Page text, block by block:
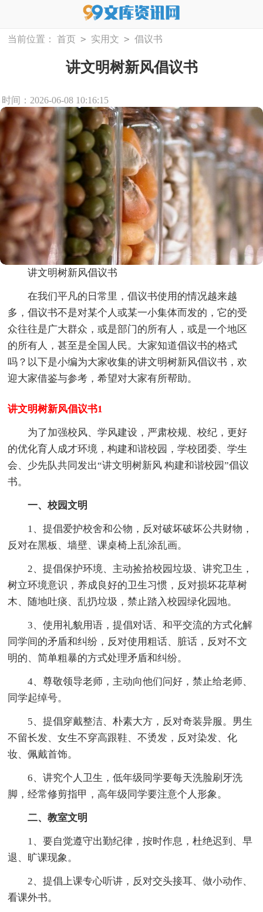
当前位置： 首页 > 实用文 > 倡议书
讲文明树新风倡议书
时间：2026-06-08 10:16:15
讲文明树新风倡议书
在我们平凡的日常里，倡议书使用的情况越来越
多，倡议书不是对某个人或某一小集体而发的，它的受
众往往是广大群众，或是部门的所有人，或是一个地区
的所有人，甚至是全国人民。大家知道倡议书的格式
吗？以下是小编为大家收集的讲文明树新风倡议书，欢
迎大家借鉴与参考，希望对大家有所帮助。
讲文明树新风倡议书1
为了加强校风、学风建设，严肃校规、校纪，更好
的优化育人成才环境，构建和谐校园，学校团委、学生
会、少先队共同发出“讲文明树新风 构建和谐校园”倡议
书。
一、校园文明
1、提倡爱护校舍和公物，反对破坏破坏公共财物，
反对在黑板、墙壁、课桌椅上乱涂乱画。
2、提倡保护环境、主动捡拾校园垃圾、讲究卫生，
树立环境意识，养成良好的卫生习惯，反对损坏花草树
木、随地吐痰、乱扔垃圾，禁止踏入校园绿化园地。
3、使用礼貌用语，提倡对话、和平交流的方式化解
同学间的矛盾和纠纷，反对使用粗话、脏话，反对不文
明的、简单粗暴的方式处理矛盾和纠纷。
4、尊敬领导老师，主动向他们问好，禁止给老师、
同学起绰号。
5、提倡穿戴整洁、朴素大方，反对奇装异服。男生
不留长发、女生不穿高跟鞋、不烫发，反对染发、化
妆、佩戴首饰。
6、讲究个人卫生，低年级同学要每天洗脸刷牙洗
脚，经常修剪指甲，高年级同学要注意个人形象。
二、教室文明
1、要自觉遵守出勤纪律，按时作息，杜绝迟到、早
退、旷课现象。
2、提倡上课专心听讲，反对交头接耳、做小动作、
看课外书。